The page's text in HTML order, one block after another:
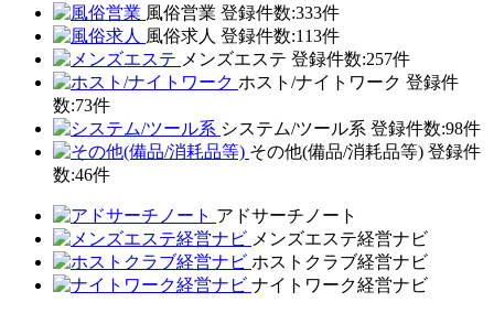
風俗営業 登録件数:333件
風俗求人 登録件数:113件
メンズエステ 登録件数:257件
ホスト/ナイトワーク 登録件
数:73件
システム/ツール系 登録件数:98件
その他(備品/消耗品等) 登録件
数:46件
アドサーチノート
メンズエステ経営ナビ
ホストクラブ経営ナビ
ナイトワーク経営ナビ